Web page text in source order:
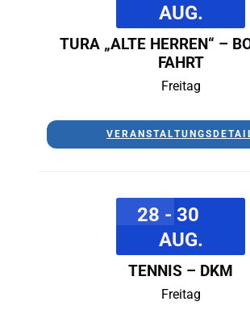
AUG.
TURA „ALTE HERREN“ –
FAHRT
Freitag
28 - 30
AUG.
TENNIS – DKM
Freitag